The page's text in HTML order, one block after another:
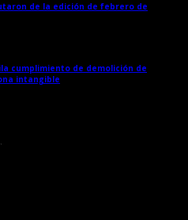
de la edición de febrero de
cumplimiento de demolición de
intangible